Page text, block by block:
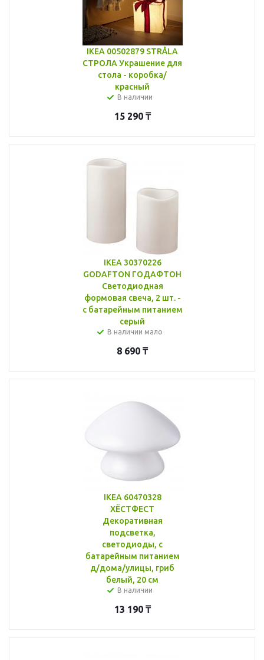
IKEA 00502879 STRÅLA
СТРОЛА Украшение для
стола - коробка/
красный
В наличии
15 290₸
IKEA 30370226
GODAFTON ГОДАФТОН
Светодиодная
формовая свеча, 2 шт. -
с батарейным питанием
серый
В наличии мало
8 690 ₸
IKEA 60470328
ХЁСТФЕСТ
Декоративная
подсветка,
светодиоды, с
батарейным питанием
д/дома/улицы, гриб
белый, 20 см
В наличии
13 190₸